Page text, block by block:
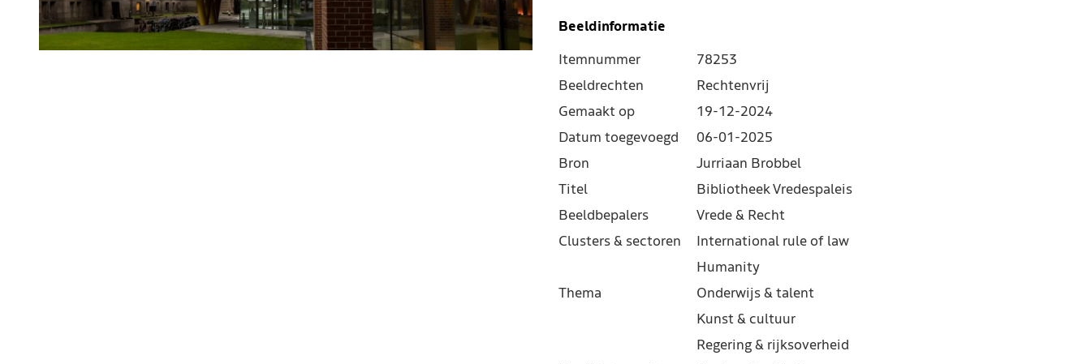
Beeldinformatie
Itemnummer
78253
Beeldrechten
Rechtenvrij
Gemaakt op
19-12-2024
Datum toegevoegd
06-01-2025
Bron
Jurriaan Brobbel
Titel
Bibliotheek Vredespaleis
Beeldbepalers
Vrede & Recht
Clusters & sectoren
International rule of law
Humanity
Thema
Onderwijs & talent
Kunst & cultuur
Regering & rijksoverheid